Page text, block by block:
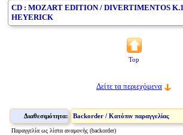
CD : MOZART EDITION / DIVERTIMENTOS
HEYERICK
Top
Δείτε τα περιεχόμενα
Διαθεσιμότητα: Backorder / Κατόπιν παραγγελίας
Παραγγελία ως λίστα αναμονής (backorder)